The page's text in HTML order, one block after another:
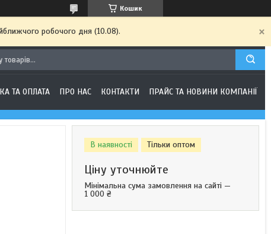
Кошик
робочого дня (10.08).
ТА ОПЛАТА ПРО НАС КОНТАКТИ ПРАЙС ТА НОВИНИ КОМПАНІЇ
В наявності Тільки оптом
Ціну уточнюйте
Мінімальна сума замовлення на сайті —
1 000 ₴